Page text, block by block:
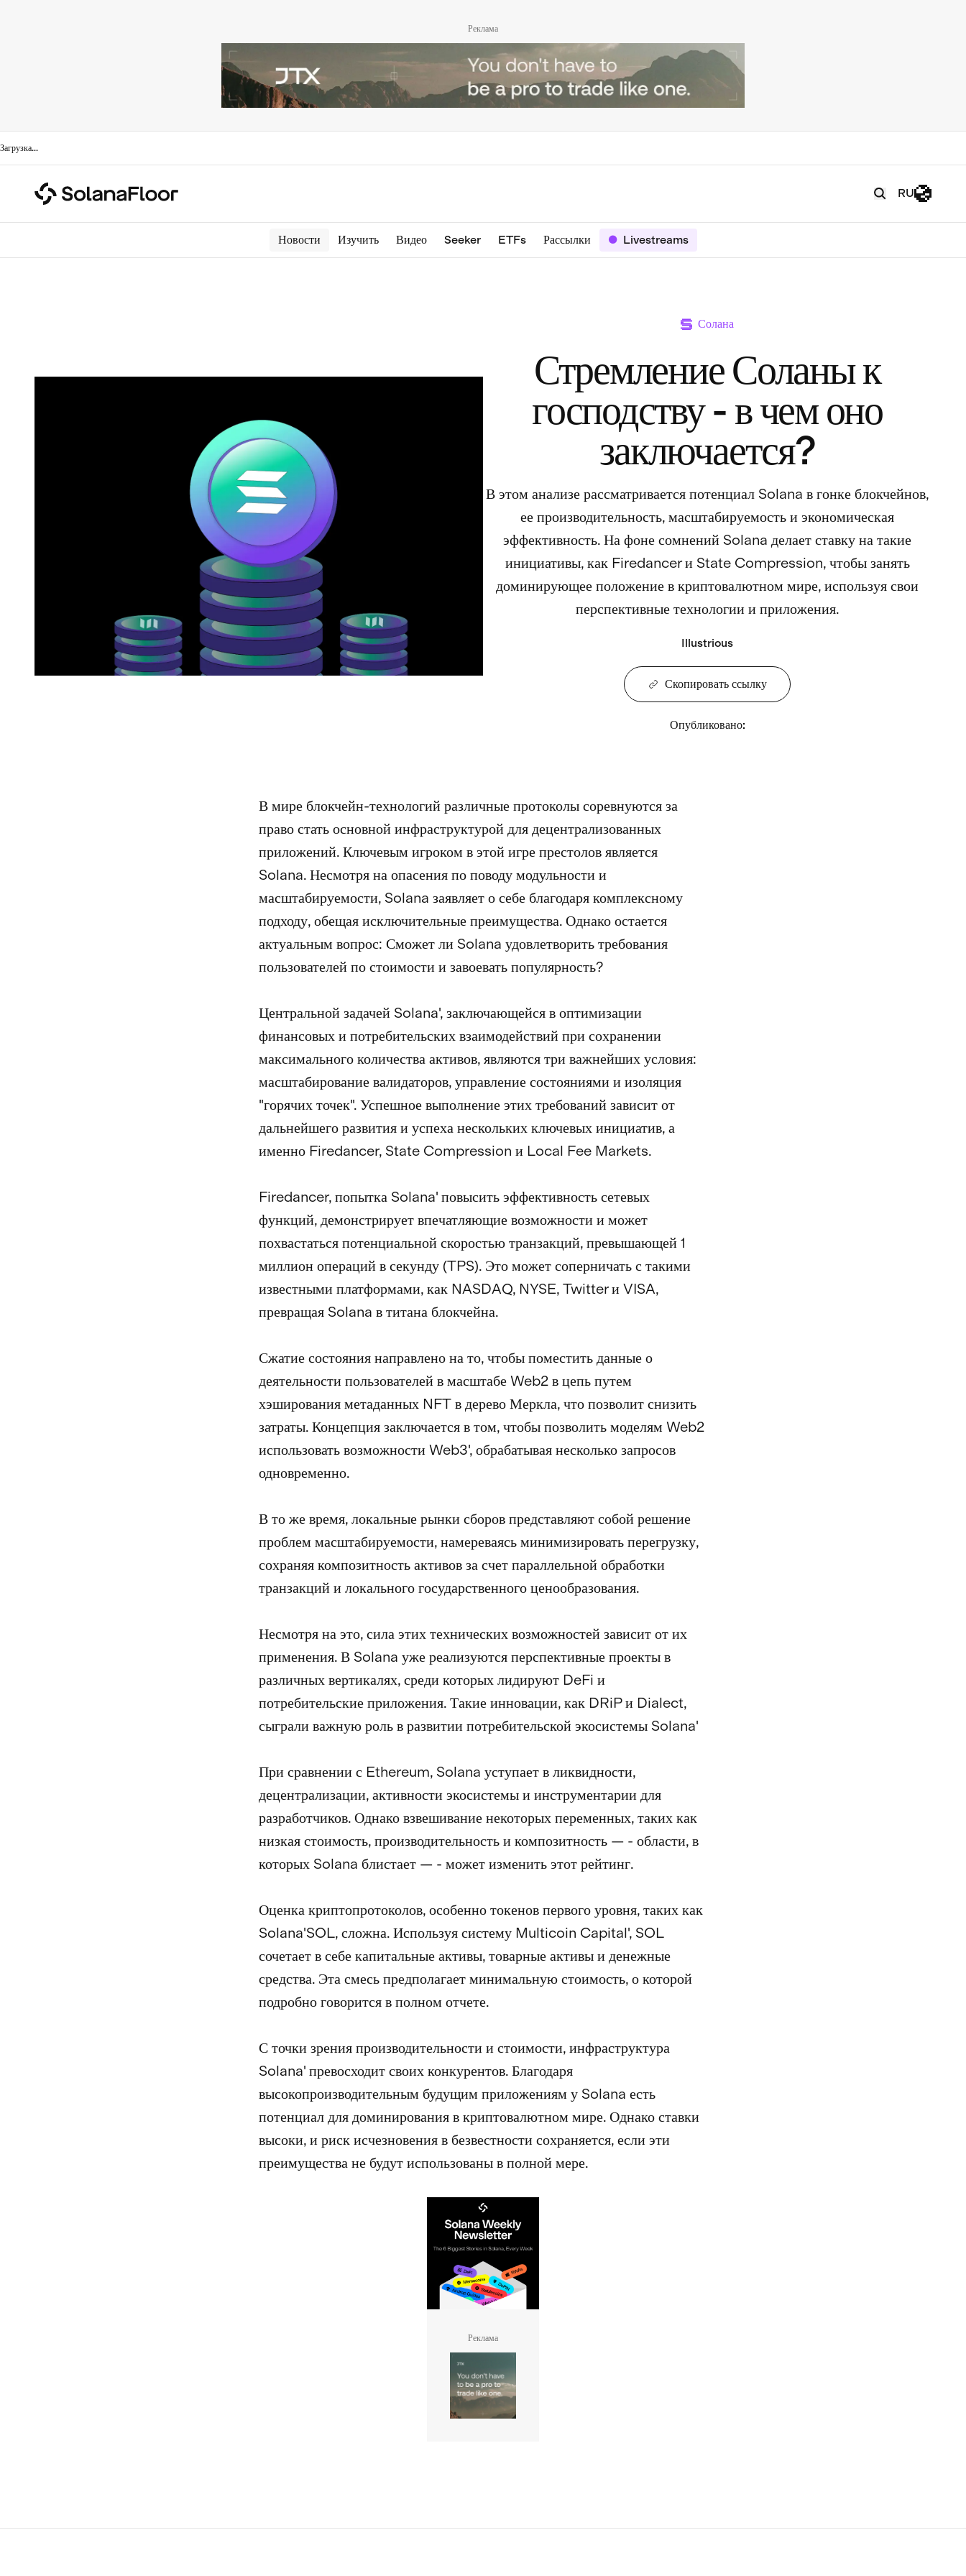
Реклама
Загрузка...
RU
Новости Изучить Видео Seeker ETFs Рассылки Livestreams
Солана
Стремление Соланы к
господству - в чем оно
заключается?
В этом анализе рассматривается потенциал Solana в гонке блокчейнов,
ее производительность, масштабируемость и экономическая
эффективность. На фоне сомнений Solana делает ставку на такие
инициативы, как Firedancer и State Compression, чтобы занять
доминирующее положение в криптовалютном мире, используя свои
перспективные технологии и приложения.
Illustrious
Скопировать ссылку
Опубликовано:
В мире блокчейн-технологий различные протоколы соревнуются за
право стать основной инфраструктурой для децентрализованных
приложений. Ключевым игроком в этой игре престолов является
Solana. Несмотря на опасения по поводу модульности и
масштабируемости, Solana заявляет о себе благодаря комплексному
подходу, обещая исключительные преимущества. Однако остается
актуальным вопрос: Сможет ли Solana удовлетворить требования
пользователей по стоимости и завоевать популярность?
Центральной задачей Solana', заключающейся в оптимизации
финансовых и потребительских взаимодействий при сохранении
максимального количества активов, являются три важнейших условия:
масштабирование валидаторов, управление состояниями и изоляция
"горячих точек". Успешное выполнение этих требований зависит от
дальнейшего развития и успеха нескольких ключевых инициатив, а
именно Firedancer, State Compression и Local Fee Markets.
Firedancer, попытка Solana' повысить эффективность сетевых
функций, демонстрирует впечатляющие возможности и может
похвастаться потенциальной скоростью транзакций, превышающей 1
миллион операций в секунду (TPS). Это может соперничать с такими
известными платформами, как NASDAQ, NYSE, Twitter и VISA,
превращая Solana в титана блокчейна.
Сжатие состояния направлено на то, чтобы поместить данные о
деятельности пользователей в масштабе Web2 в цепь путем
хэширования метаданных NFT в дерево Меркла, что позволит снизить
затраты. Концепция заключается в том, чтобы позволить моделям Web2
использовать возможности Web3', обрабатывая несколько запросов
одновременно.
В то же время, локальные рынки сборов представляют собой решение
проблем масштабируемости, намереваясь минимизировать перегрузку,
сохраняя композитность активов за счет параллельной обработки
транзакций и локального государственного ценообразования.
Несмотря на это, сила этих технических возможностей зависит от их
применения. В Solana уже реализуются перспективные проекты в
различных вертикалях, среди которых лидируют DeFi и
потребительские приложения. Такие инновации, как DRiP и Dialect,
сыграли важную роль в развитии потребительской экосистемы Solana'
При сравнении с Ethereum, Solana уступает в ликвидности,
децентрализации, активности экосистемы и инструментарии для
разработчиков. Однако взвешивание некоторых переменных, таких как
низкая стоимость, производительность и композитность — - области, в
которых Solana блистает — - может изменить этот рейтинг.
Оценка криптопротоколов, особенно токенов первого уровня, таких как
Solana'SOL, сложна. Используя систему Multicoin Capital', SOL
сочетает в себе капитальные активы, товарные активы и денежные
средства. Эта смесь предполагает минимальную стоимость, о которой
подробно говорится в полном отчете.
С точки зрения производительности и стоимости, инфраструктура
Solana' превосходит своих конкурентов. Благодаря
высокопроизводительным будущим приложениям у Solana есть
потенциал для доминирования в криптовалютном мире. Однако ставки
высоки, и риск исчезновения в безвестности сохраняется, если эти
преимущества не будут использованы в полной мере.
Реклама